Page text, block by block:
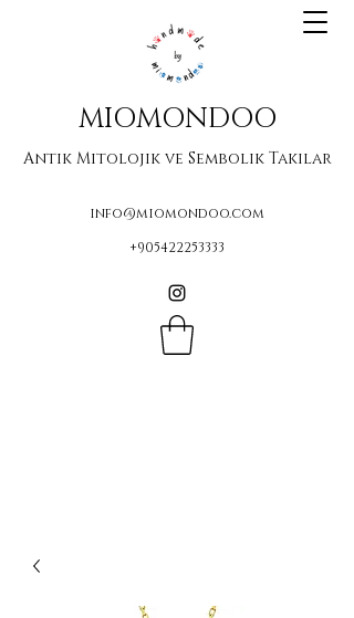
MIOMONDOO
Antik Mitolojik ve Sembolik Takılar
info@miomondoo.com
+905422253333